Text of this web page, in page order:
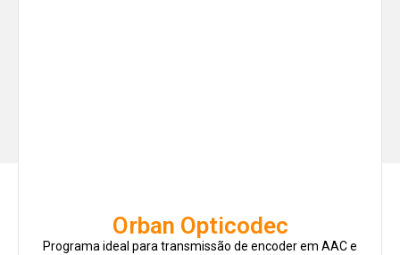
Orban Opticodec
Programa ideal para transmissão de encoder em AAC e